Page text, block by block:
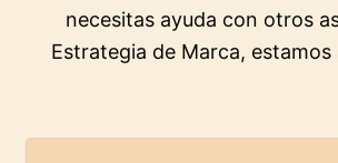
necesitas ayuda con otros
Estrategia de Marca, estamos